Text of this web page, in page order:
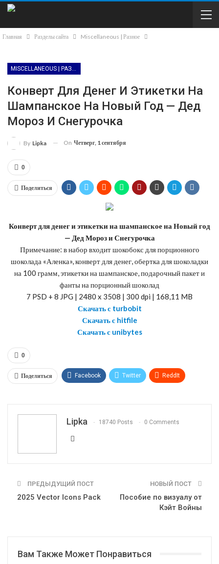
Главная Разделы сайта Miscellaneous | Разное
Конверт Для Денег И Этикетки На
Шампанское На Новый Год — Дед
Мороз И Снегурочка
By Lipka On Четверг, 1 сентября
0
Поделиться
Конверт для денег и этикетки на шампанское на Новый год
— Дед Мороз и Снегурочка
Примечание: в набор входит шокобокс для порционного
шоколада «Аленка», конверт для денег, обертка для шоколадки
на 100 грамм, этикетки на шампанское, подарочный пакет и
фанты на порционный шоколад
7 PSD + 8 JPG | 2480 x 3508 | 300 dpi | 168,11 MB
Скачать с turbobit
Скачать с hitfile
Скачать с unibytes
0
Поделиться Facebook Twitter ReddIt
Lipka 18740 Posts 0 Comments
ПРЕДЫДУЩИЙ ПОСТ
2025 Vector Icons Pack
НОВЫЙ ПОСТ
Пособие по визуалу от
Кэйт Войны
Вам Также Может Понравиться